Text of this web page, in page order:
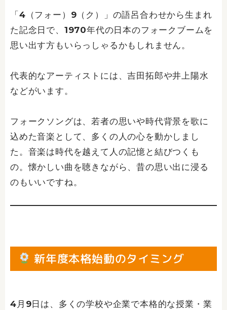
「4（フォー）9（ク）」の語呂合わせから生まれ
た記念日で、1970年代の日本のフォークブームを
思い出す方もいらっしゃるかもしれません。
代表的なアーティストには、吉田拓郎や井上陽水
などがいます。
フォークソングは、若者の思いや時代背景を歌に
込めた音楽として、多くの人の心を動かしまし
た。音楽は時代を越えて人の記憶と結びつくも
の。懐かしい曲を聴きながら、昔の思い出に浸る
のもいいですね。
新年度本格始動のタイミング
4月9日は、多くの学校や企業で本格的な授業・業